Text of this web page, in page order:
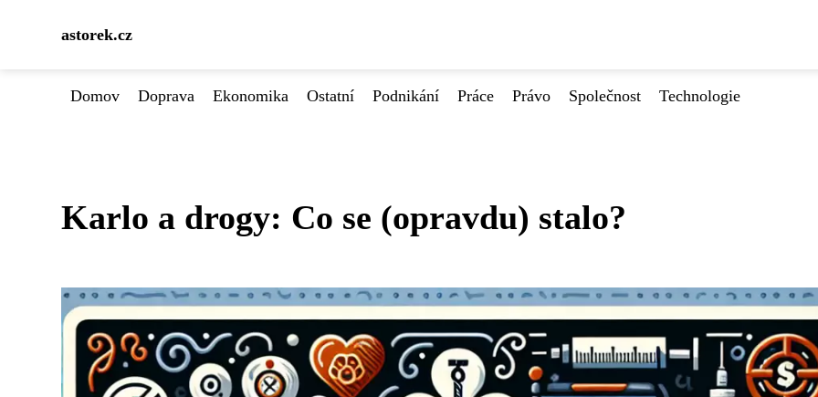
astorek.cz
Domov Doprava Ekonomika Ostatní Podnikání Práce Právo Společnost Technologie
Karlo a drogy: Co se (opravdu) stalo?